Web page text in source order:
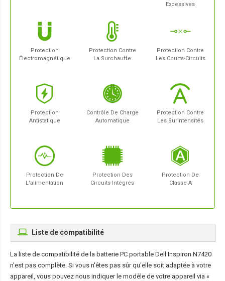
Excessives
Protection
Électromagnétique
Protection Contre
La Surchauffe
Protection Contre
Les Courts-Circuits
Protection
Antistatique
Contrôle De Charge
Automatique
Protection Contre
Les Surintensités
Protection De
L'alimentation
Protection Des
Circuits Intégrés
Protection De
Classe A
Liste de compatibilité
La liste de compatibilité de la batterie PC portable Dell Inspiron N7420
n'est pas complète. Si vous n'êtes pas sûr qu'elle soit adaptée à votre
appareil, vous pouvez nous indiquer le modèle de votre appareil via «